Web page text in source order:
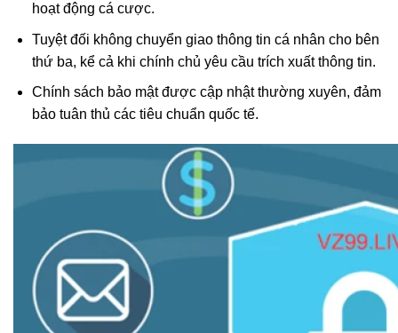
hoạt động cá cược.
Tuyệt đối không chuyển giao thông tin cá nhân cho bên
thứ ba, kể cả khi chính chủ yêu cầu trích xuất thông tin.
Chính sách bảo mật được cập nhật thường xuyên, đảm
bảo tuân thủ các tiêu chuẩn quốc tế.